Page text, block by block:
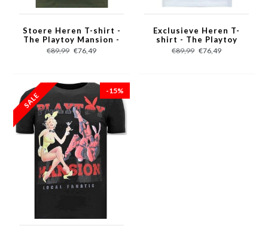
Stoere Heren T-shirt -
The Playtoy Mansion -
Groen
€89,99 €76,49
Exclusieve Heren T-
shirt - The Playtoy
Mansion - Wit
€89,99 €76,49
-15%